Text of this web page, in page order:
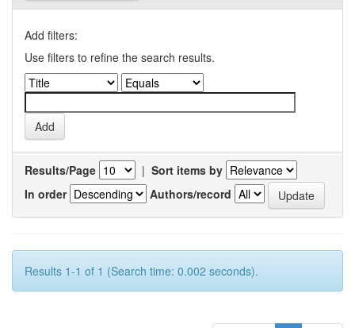
Add filters:
Use filters to refine the search results.
Results/Page | Sort items by
In order
Authors/record
Results 1-1 of 1 (Search time: 0.002 seconds).